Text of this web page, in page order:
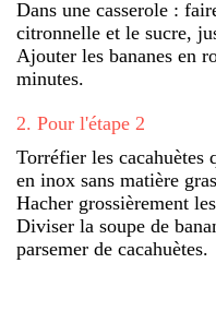
Dans une casserole :
citronnelle et le sucre,
Ajouter les bananes en
minutes.
2. Pour l'étape 2
Torréfier les cacahuètes
en inox sans matière
Hacher grossièrement
Diviser la soupe de
parsemer de cacahuètes.